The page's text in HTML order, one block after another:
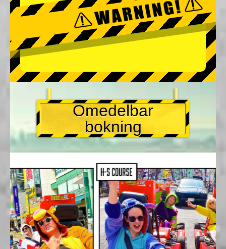
Omedelbar
bokning